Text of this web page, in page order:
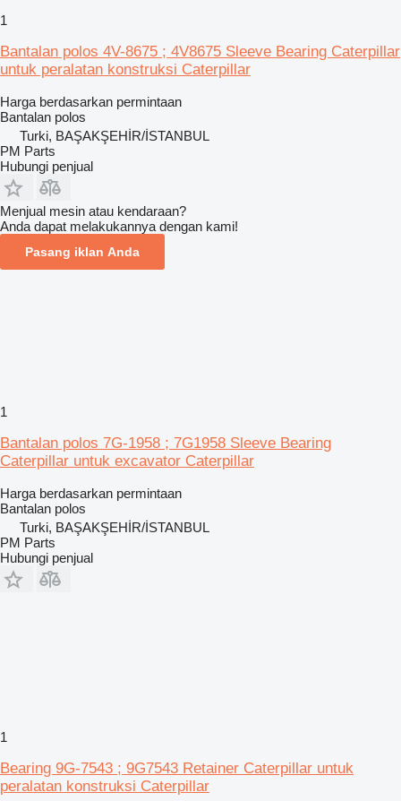
1
Bantalan polos 4V-8675 ; 4V8675 Sleeve Bearing Caterpillar
untuk peralatan konstruksi Caterpillar
Harga berdasarkan permintaan
Bantalan polos
Turki, BAŞAKŞEHİR/İSTANBUL
PM Parts
Hubungi penjual
Menjual mesin atau kendaraan?
Anda dapat melakukannya dengan kami!
Pasang iklan Anda
1
Bantalan polos 7G-1958 ; 7G1958 Sleeve Bearing
Caterpillar untuk excavator Caterpillar
Harga berdasarkan permintaan
Bantalan polos
Turki, BAŞAKŞEHİR/İSTANBUL
PM Parts
Hubungi penjual
1
Bearing 9G-7543 ; 9G7543 Retainer Caterpillar untuk
peralatan konstruksi Caterpillar